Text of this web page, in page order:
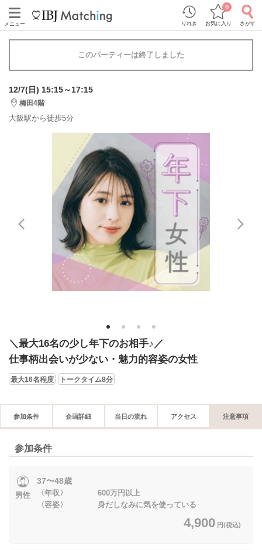
メニュー りれき お気に入り
0
さがす
このパーティーは終了しました
12/7(日) 15:15～17:15
梅田4階
大阪駅から徒歩5分
1 2 3 4
＼最大16名の少し年下のお相手♪／
仕事柄出会いが少ない・魅力的容姿の女性
最大16名程度 トークタイム8分
参加条件 企画詳細 当日の流れ アクセス 注意事項
参加条件
男性
37〜48歳
〈年収〉 600万円以上
〈容姿〉 身だしなみに気を使っている
4,900 円(税込)